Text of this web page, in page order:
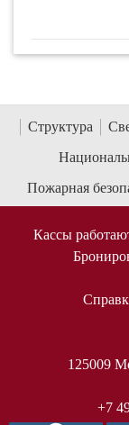
Структура
Пожарная
Кассы
125009
+7